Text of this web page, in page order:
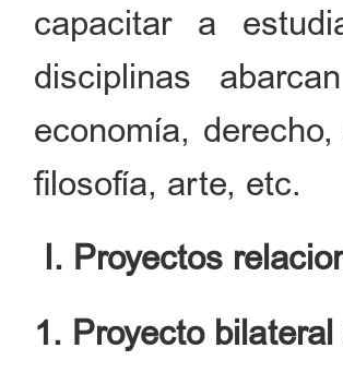
capacitar a
disciplinas
economía,
filosofía, arte, etc.
I. Proyectos
1. Proyecto